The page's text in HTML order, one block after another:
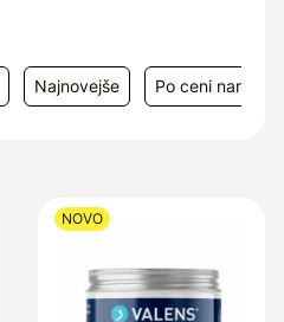
Najnovejše Po ceni
NOVO